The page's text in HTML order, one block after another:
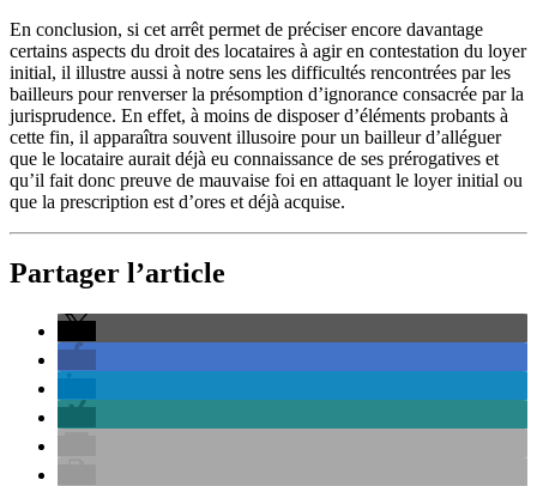
En conclusion, si cet arrêt permet de préciser encore davantage
certains aspects du droit des locataires à agir en contestation du loyer
initial, il illustre aussi à notre sens les difficultés rencontrées par les
bailleurs pour renverser la présomption d’ignorance consacrée par la
jurisprudence. En effet, à moins de disposer d’éléments probants à
cette fin, il apparaîtra souvent illusoire pour un bailleur d’alléguer
que le locataire aurait déjà eu connaissance de ses prérogatives et
qu’il fait donc preuve de mauvaise foi en attaquant le loyer initial ou
que la prescription est d’ores et déjà acquise.
Partager l’article